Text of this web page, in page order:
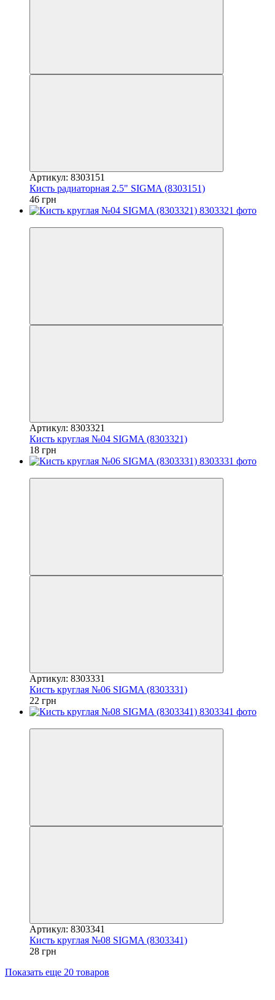
Артикул: 8303151
Кисть радиаторная 2.5" SIGMA (8303151)
46 грн
Артикул: 8303321
Кисть круглая №04 SIGMA (8303321)
18 грн
Артикул: 8303331
Кисть круглая №06 SIGMA (8303331)
22 грн
Артикул: 8303341
Кисть круглая №08 SIGMA (8303341)
28 грн
Показать еще 20 товаров